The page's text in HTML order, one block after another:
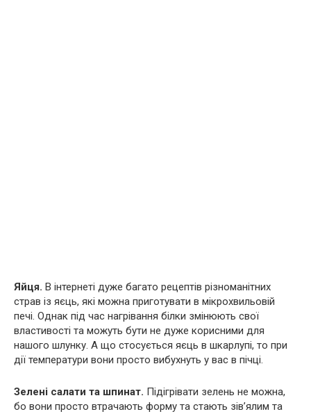
Яйця. В інтернеті дуже багато рецептів різноманітних
страв із яєць, які можна приготувати в мікрохвильовій
печі. Однак під час нагрівання білки змінюють свої
властивості та можуть бути не дуже корисними для
нашого шлунку. А що стосується яєць в шкарлупі, то при
дії температури вони просто вибухнуть у вас в пічці.
Зелені салати та шпинат. Підігрівати зелень не можна,
бо вони просто втрачають форму та стають зів’ялим та